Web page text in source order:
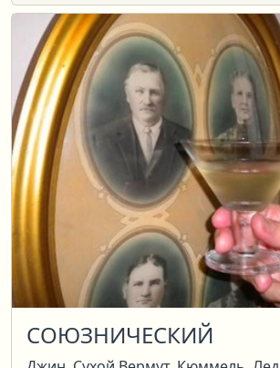
СОЮЗНИЧЕСКИЙ